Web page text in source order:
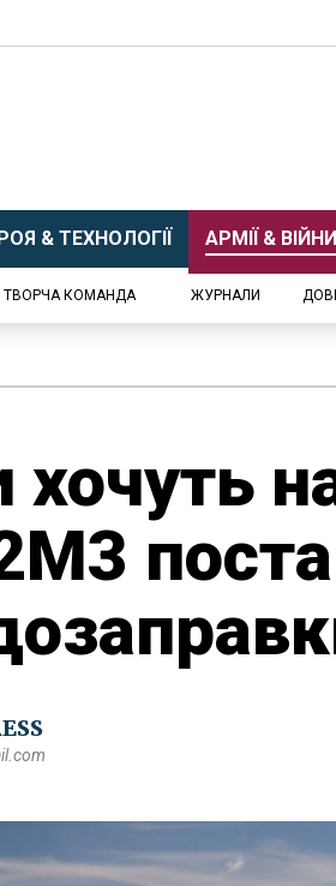
& ТЕХНОЛОГІЇ АРМІЇ & ВІЙНИ
ТВОРЧА КОМАНДА ЖУРНАЛИ
хочуть